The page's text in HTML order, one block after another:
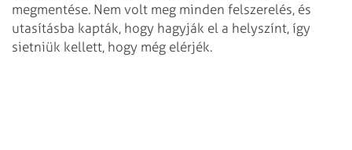
megmentése. Nem volt meg minden felszerelés, és
utasításba kapták, hogy hagyják el a helyszínt, így
sietniük kellett, hogy még elérjék.